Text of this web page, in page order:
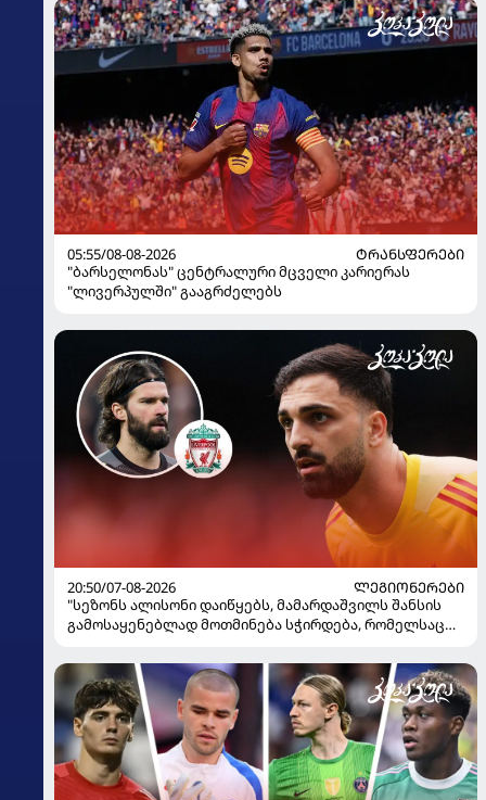
05:55/08-08-2026
ᲢᲠᲐᲜᲡᲤᲔᲠᲔᲑᲘ
"ბარსელონას" ცენტრალური მცველი კარიერას
"ლივერპულში" გააგრძელებს
20:50/07-08-2026
ᲚᲔᲒᲘᲝᲜᲔᲠᲔᲑᲘ
"სეზონს ალისონი დაიწყებს, მამარდაშვილს შანსის
გამოსაყენებლად მოთმინება სჭირდება, რომელსაც
ყოფილმა მეკარემ